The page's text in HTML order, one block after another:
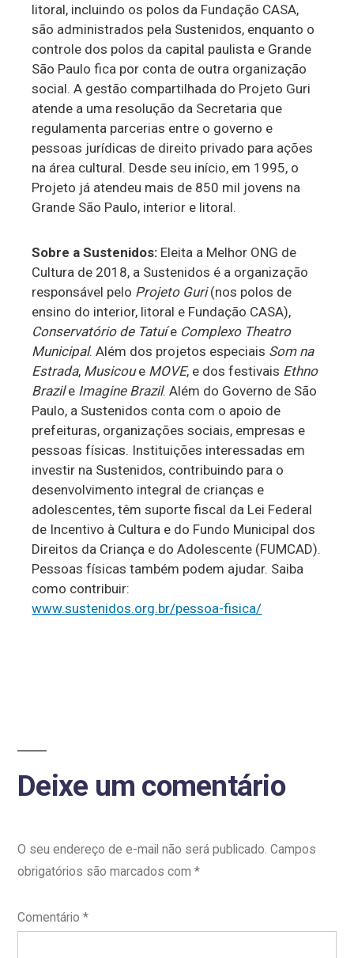
litoral, incluindo os polos da Fundação CASA,
são administrados pela Sustenidos, enquanto o
controle dos polos da capital paulista e Grande
São Paulo fica por conta de outra organização
social. A gestão compartilhada do Projeto Guri
atende a uma resolução da Secretaria que
regulamenta parcerias entre o governo e
pessoas jurídicas de direito privado para ações
na área cultural. Desde seu início, em 1995, o
Projeto já atendeu mais de 850 mil jovens na
Grande São Paulo, interior e litoral.
Sobre a Sustenidos: Eleita a Melhor ONG de
Cultura de 2018, a Sustenidos é a organização
responsável pelo Projeto Guri(nos polos de
ensino do interior, litoral e Fundação CASA),
Conservatório de Tatuíe Complexo Theatro
Municipal. Além dos projetos especiais Som na
Estrada, Musicoue MOVE, e dos festivais Ethno
Brazile Imagine Brazil. Além do Governo de São
Paulo, a Sustenidos conta com o apoio de
prefeituras, organizações sociais, empresas e
pessoas físicas. Instituições interessadas em
investir na Sustenidos, contribuindo para o
desenvolvimento integral de crianças e
adolescentes, têm suporte fiscal da Lei Federal
de Incentivo à Cultura e do Fundo Municipal dos
Direitos da Criança e do Adolescente (FUMCAD).
Pessoas físicas também podem ajudar. Saiba
como contribuir:
www.sustenidos.org.br/pessoa-fisica/
Deixe um comentário
O seu endereço de e-mail não será publicado. Campos
obrigatórios são marcados com *
Comentário *